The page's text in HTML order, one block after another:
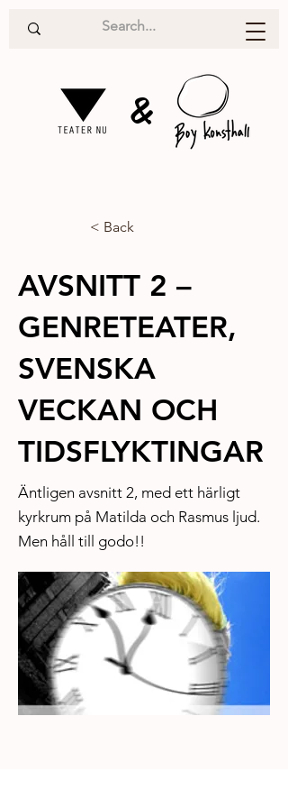
&
< Back
AVSNITT 2 –
GENRETEATER,
SVENSKA
VECKAN OCH
TIDSFLYKTINGAR
Äntligen avsnitt 2, med ett härligt
kyrkrum på Matilda och Rasmus ljud.
Men håll till godo!!